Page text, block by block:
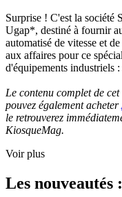
Surprise ! C'est la société
Ugap*, destiné à fournir
automatisé de vitesse et
aux affaires pour ce
d'équipements industriels :
Le contenu complet de
pouvez également acheter
le retrouverez
KiosqueMag.
Voir plus
Les